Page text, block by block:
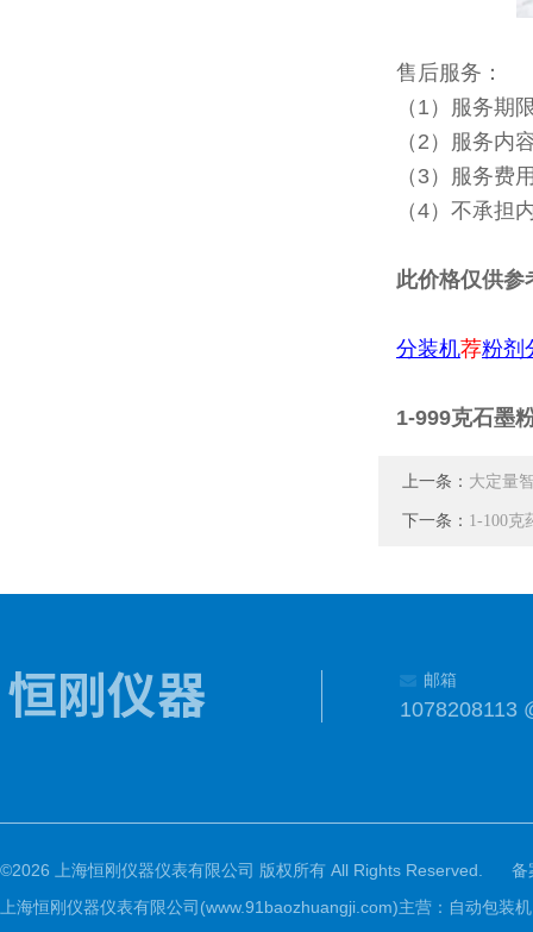
售后服务：
（1）服务期
（2）服务内
（3）服务费
（4）不承担
此价格仅供参
分装机荐粉剂
1-999克石墨
上一条： 大定量
下一条： 1-100克
邮箱
1078208113
©2026 上海恒刚仪器仪表有限公司 版权所有 All Rights Reserved.
备
上海恒刚仪器仪表有限公司(www.91baozhuangji.com)主营：自动包